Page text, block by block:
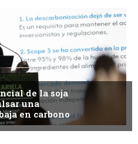
de la soja
una
en carbono